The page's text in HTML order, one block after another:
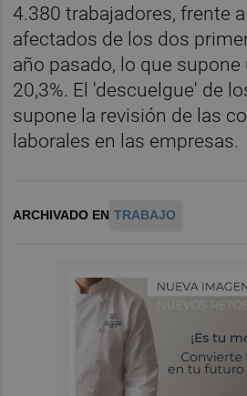
4.380 trabajadores, frente
afectados de los dos
año pasado, lo que supone
20,3%. El 'descuelgue' de
supone la revisión de las
laborales en las empresas.
ARCHIVADO EN TRABAJO